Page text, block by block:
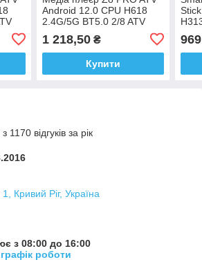
Android 12.0 CPU H618
2.4G/5G BT5.0 2/8 ATV
Заводська прошивка
1 218,50₴
Купити
1170 відгуків за рік
Кривий Ріг, Україна
з 08:00 до 16:00
роботи